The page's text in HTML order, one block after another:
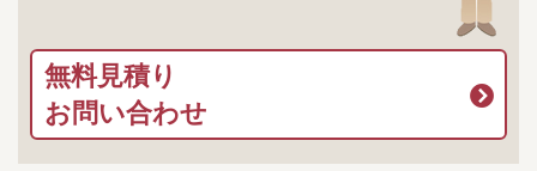
無料見積り
お問い合わせ